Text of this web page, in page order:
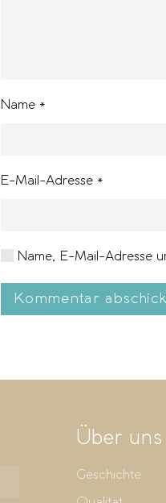
Name *
E-Mail-Adresse *
Name, E-Mail-Adresse
Kommentar
Über uns
Geschichte